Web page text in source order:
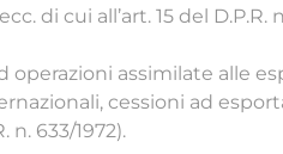
di cui all’art. 15 del D.P.R.
assimilate alle
cessioni ad
633/1972).